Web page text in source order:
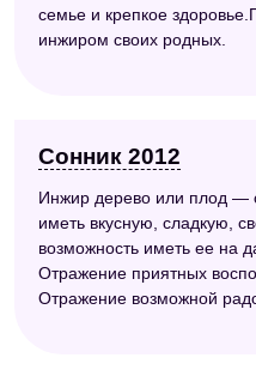
семье и крепкое
инжиром своих родных.
Сонник 2012
Инжир дерево или плод —
иметь вкусную, сладкую,
возможность иметь ее на
Отражение приятных
Отражение возможной